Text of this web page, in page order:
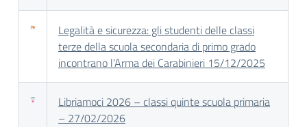
Legalità e sicurezza: gli studenti delle classi
terze della scuola secondaria di primo grado
incontrano l’Arma dei Carabinieri 15/12/2025
Libriamoci 2026 – classi quinte scuola primaria
– 27/02/2026